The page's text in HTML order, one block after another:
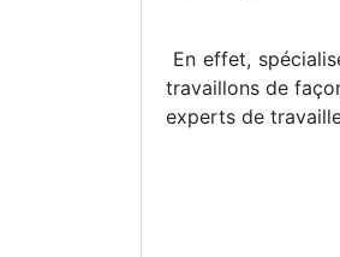
En effet,
travaillons de
experts de